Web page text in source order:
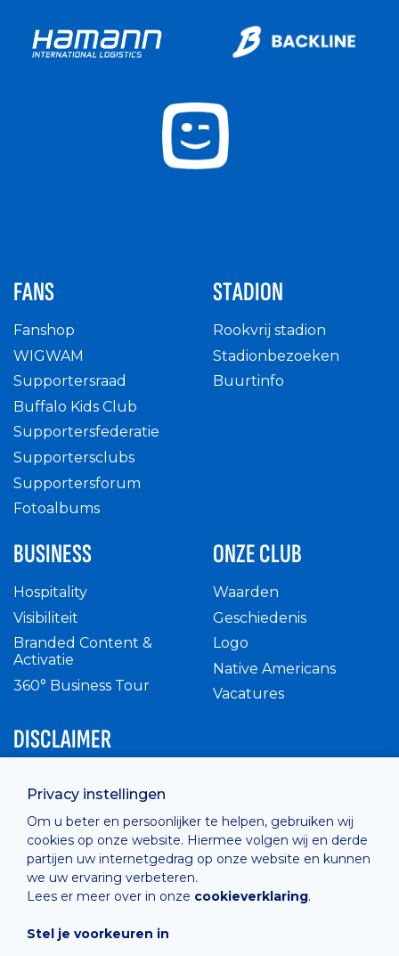
Privacy instellingen
Om u beter en persoonlijker te helpen, gebruiken wij
cookies op onze website. Hiermee volgen wij en derde
partijen uw internetgedrag op onze website en kunnen
we uw ervaring verbeteren.
Lees er meer over in onze cookieverklaring.
Stel je voorkeuren in
FANS
Fanshop
WIGWAM
Supportersraad
Buffalo Kids Club
Supportersfederatie
Supportersclubs
Supportersforum
Fotoalbums
STADION
Rookvrij stadion
Stadionbezoeken
Buurtinfo
BUSINESS
Hospitality
Visibiliteit
Branded Content &
Activatie
360° Business Tour
ONZE CLUB
Waarden
Geschiedenis
Logo
Native Americans
Vacatures
DISCLAIMER
Privacy Policy
Cashless
verkoopsvoorwaarden
Cookie Policy